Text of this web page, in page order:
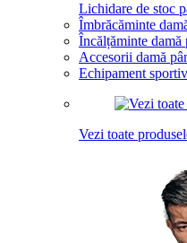
Lichidare de stoc
Îmbrăcăminte
Încălțăminte damă
Accesorii damă
Echipament
Vezi toate